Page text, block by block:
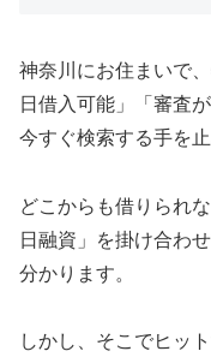
神奈川にお住まいで
日借入可能」「審査
今すぐ検索する手を
どこからも借りられ
日融資」を掛け合わ
分かります。
しかし、そこでヒッ